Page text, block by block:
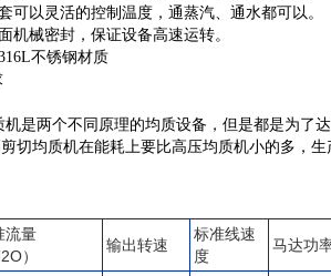
可以灵活的控制温度，通蒸汽、通水都可以。
机械密封，保证设备高速运转。
不锈钢材质
是两个不同原理的均质设备，但是都是为了
切均质机在能耗上要比高压均质机小的多，
流量
）
输出转速
标准线速
度
马达功